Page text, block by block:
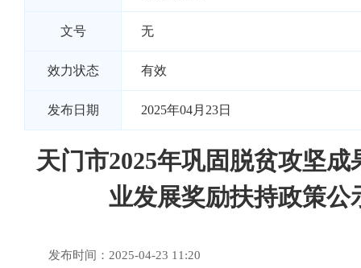
文号 无
效力状态 有效
发布日期 2025年04月23日
天门市2025年巩固脱贫攻坚成
业发展奖励扶持政策公
发布时间：2025-04-23 11:20